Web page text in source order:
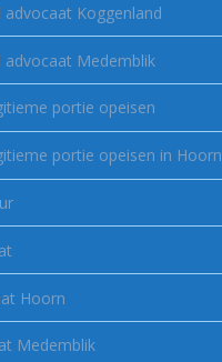
Koggenland
advocaat Medemblik
portie opeisen
portie opeisen in Hoorn
Hoorn
Medemblik